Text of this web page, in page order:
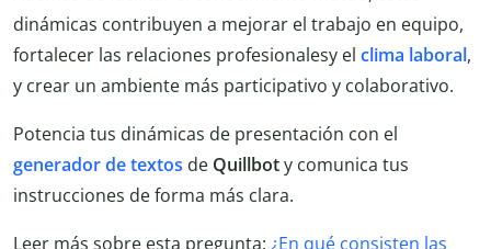
dinámicas contribuyen a mejorar el trabajo en equipo,
fortalecer las relaciones profesionalesy el clima laboral,
y crear un ambiente más participativo y colaborativo.
Potencia tus dinámicas de presentación con el
generador de textos de Quillboty comunica tus
instrucciones de forma más clara.
Leer más sobre esta pregunta: ¿En qué consisten las